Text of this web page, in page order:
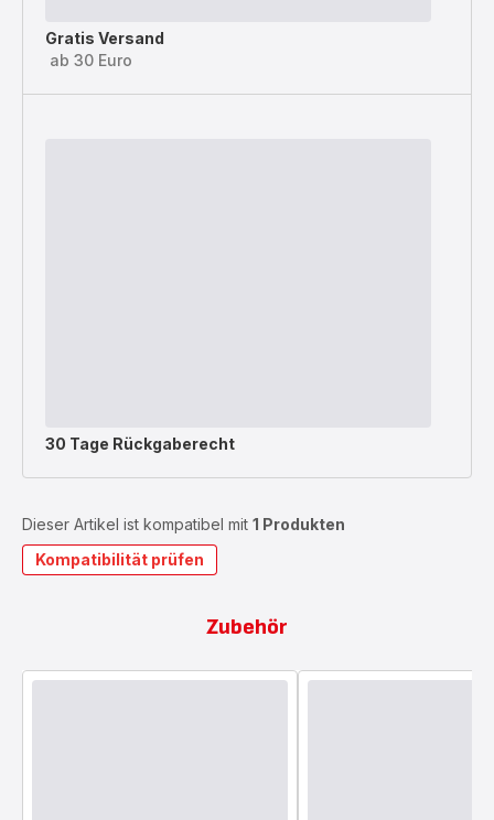
Gratis Versand
ab 30 Euro
30 Tage Rückgaberecht
Dieser Artikel ist kompatibel mit 1 Produkten
Kompatibilität prüfen
Zubehör